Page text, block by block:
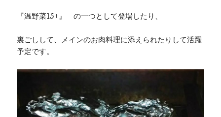
『温野菜15+』 の一つとして登場したり、
裏ごしして、メインのお肉料理に添えられたりして活躍
予定です。